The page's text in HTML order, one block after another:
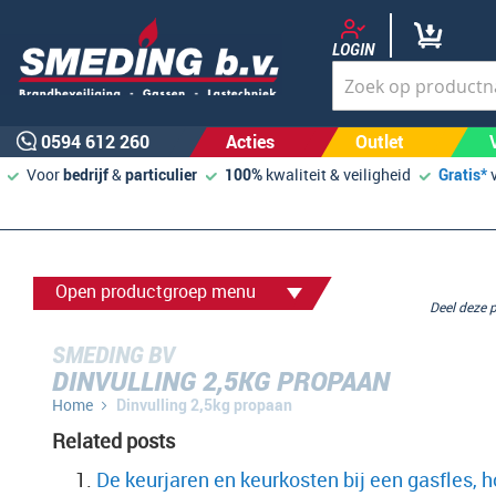
LOGIN
0594 612 260 Acties Outlet
Voorbedrijf&particulier 100% kwaliteit & veiligheid Gratis*
Open productgroep menu
SMEDING BV
DINVULLING 2,5KG PROPAAN
Home Dinvulling 2,5kg propaan
Deel
Related posts
De keurjaren en keurkosten bij een gasfles,